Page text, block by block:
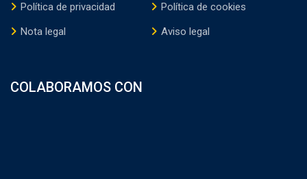
Política de privacidad
Política de cookies
Nota legal
Aviso legal
COLABORAMOS CON